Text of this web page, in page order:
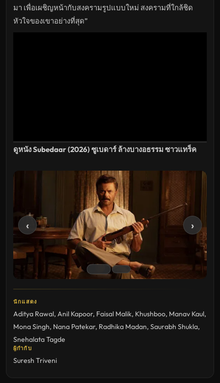
ล่าสุด
มา เพื่อเผชิญหน้ากับสงครามรูปแบบใหม่ สงครามที่ใกล้ชิด
หัวใจของเขาอย่างที่สุด”
ดูหนัง Subedaar (2026) ซูเบดาร์ ล้างบางอธรรม ซาวแทร็ค
‹ ›
นักแสดง
Aditya Rawal, Anil Kapoor, Faisal Malik, Khushboo, Manav Kaul,
Mona Singh, Nana Patekar, Radhika Madan, Saurabh Shukla,
Snehalata Tagde
ผู้กำกับ
Suresh Triveni